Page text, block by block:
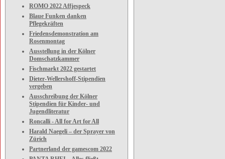
ROMO 2022 Affjespeck
Blaue Funken danken
Pflegekräften
Friedensdemonstration am
Rosenmontag
Ausstellung in der Kölner
Domschatzkammer
Fischmarkt 2022 gestartet
Dieter-Wellershoff-Stipendien
vergeben
Ausschreibung der Kölner
Stipendien für Kinder- und
Jugendliteratur
Roncalli - All for Art for All
Harald Naegeli – der Sprayer von
Zürich
Partnerland der gamescom 2022